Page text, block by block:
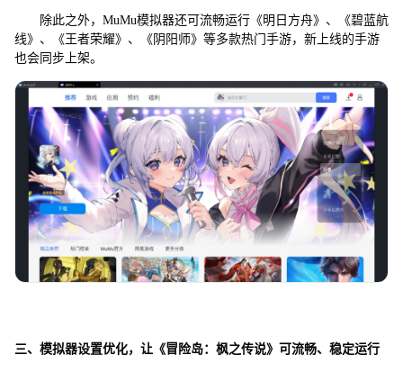
除此之外，MuMu模拟器还可流畅运行《明日方舟》、《碧蓝航
线》、《王者荣耀》、《阴阳师》等多款热门手游，新上线的手游
也会同步上架。
三、模拟器设置优化，让《冒险岛：枫之传说》可流畅、稳定运行